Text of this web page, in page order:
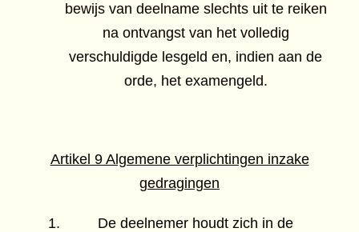
bewijs van deelname slechts uit te reiken
na ontvangst van het volledig
verschuldigde lesgeld en, indien aan de
orde, het examengeld.
Artikel 9 Algemene verplichtingen inzake
gedragingen
De deelnemer houdt zich in de